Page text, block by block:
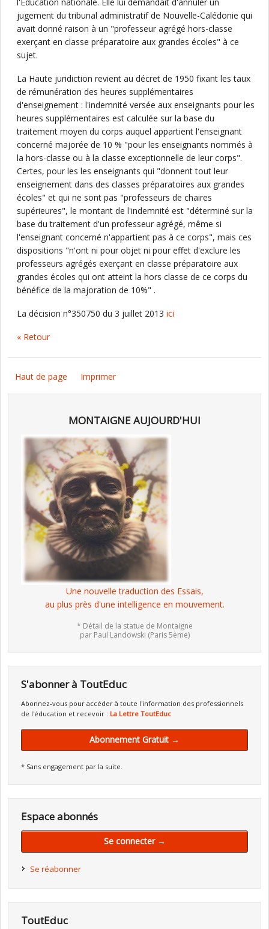
jugement du tribunal administratif de Nouvelle-Calédonie qui
avait donné raison à un "professeur agrégé hors-classe
exerçant en classe préparatoire aux grandes écoles" à ce
sujet.
La Haute juridiction revient au décret de 1950 fixant les taux
de rémunération des heures supplémentaires
d'enseignement : l'indemnité versée aux enseignants pour les
heures supplémentaires est calculée sur la base du
traitement moyen du corps auquel appartient l'enseignant
concerné majorée de 10 % "pour les enseignants nommés à
la hors-classe ou à la classe exceptionnelle de leur corps".
Certes, pour les les enseignants qui "donnent tout leur
enseignement dans des classes préparatoires aux grandes
écoles" et qui ne sont pas "professeurs de chaires
supérieures", le montant de l'indemnité est "déterminé sur la
base du traitement d'un professeur agrégé, même si
l'enseignant concerné n'appartient pas à ce corps", mais ces
dispositions "n'ont ni pour objet ni pour effet d'exclure les
professeurs agrégés exerçant en classe préparatoire aux
grandes écoles qui ont atteint la hors classe de ce corps du
bénéfice de la majoration de 10%" .
La décision n°350750 du 3 juillet 2013 ici
« Retour
Haut de page Imprimer
MONTAIGNE AUJOURD'HUI
Une nouvelle traduction des Essais,
au plus près d'une intelligence en mouvement.
* Détail de la statue de Montaigne
par Paul Landowski (Paris 5ème)
S'abonner à ToutEduc
Abonnez-vous pour accéder à toute l'information des professionnels
de l'éducation et recevoir : La Lettre ToutEduc
Abonnement Gratuit →
* Sans engagement par la suite.
Espace abonnés
Se connecter →
Se réabonner
ToutEduc